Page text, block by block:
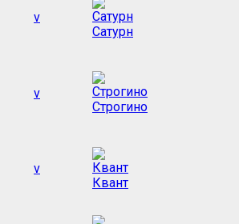
v
Сатурн
v
Строгино
v
Квант